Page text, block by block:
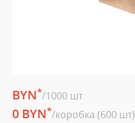
BYN*/1000 шт
0 BYN*/коробка (600 шт)